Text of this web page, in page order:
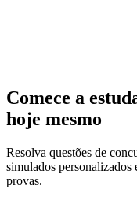
Comece a
hoje mesmo
Resolva questões de
simulados personalizados
provas.